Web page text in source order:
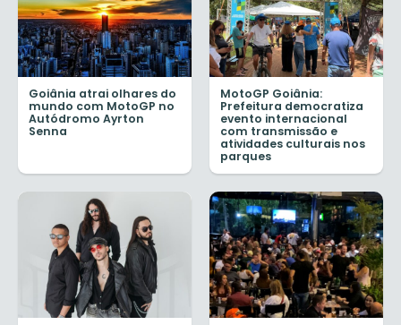
Goiânia atrai olhares do
mundo com MotoGP no
Autódromo Ayrton
Senna
MotoGP Goiânia:
Prefeitura democratiza
evento internacional
com transmissão e
atividades culturais nos
parques